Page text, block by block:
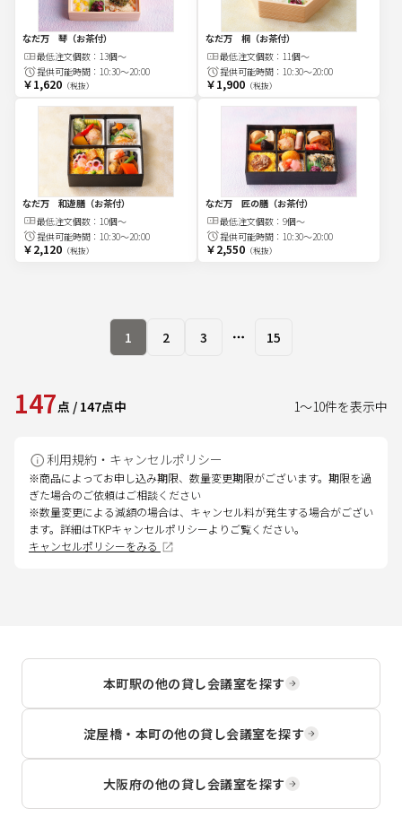
なだ万 琴（お茶付）
最低注文個数： 13個～
提供可能時間： 10:30～20:00
￥1,620（税抜）
なだ万 桐（お茶付）
最低注文個数： 11個～
提供可能時間： 10:30～20:00
￥1,900（税抜）
なだ万 和遊膳（お茶付）
最低注文個数： 10個～
提供可能時間： 10:30～20:00
￥2,120（税抜）
なだ万 匠の膳（お茶付）
最低注文個数： 9個～
提供可能時間： 10:30～20:00
￥2,550（税抜）
1 2 3 More pages
15
147点 / 147点中 1～10件を表示中
利用規約・キャンセルポリシー
※商品によってお申し込み期限、数量変更期限がございます。期限を過
ぎた場合のご依頼はご相談ください
※数量変更による減額の場合は、キャンセル料が発生する場合がござい
ます。詳細はTKPキャンセルポリシーよりご覧ください。
キャンセルポリシーをみる
本町駅の他の貸し会議室を探す
淀屋橋・本町の他の貸し会議室を探す
大阪府の他の貸し会議室を探す